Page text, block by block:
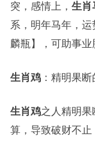
突，感情上， 生肖
系，明年马年，
麟瓶】，可助事业
生肖鸡：精明果断
生肖鸡之人精明果
算，导致破财不